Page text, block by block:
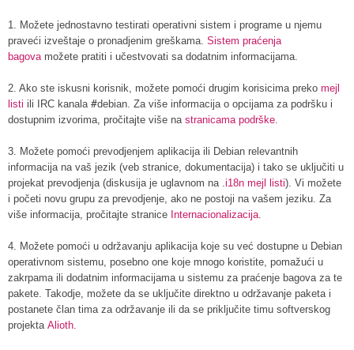
1. Možete jednostavno testirati operativni sistem i programe u njemu
praveći izveštaje o pronadjenim greškama. Sistem praćenja
bagova možete pratiti i učestvovati sa dodatnim informacijama.
2. Ako ste iskusni korisnik, možete pomoći drugim korisicima preko mejl
listi ili IRC kanala #debian. Za više informacija o opcijama za podršku i
dostupnim izvorima, pročitajte više na stranicama podrške.
3. Možete pomoći prevodjenjem aplikacija ili Debian relevantnih
informacija na vaš jezik (veb stranice, dokumentacija) i tako se uključiti u
projekat prevodjenja (diskusija je uglavnom na . i18n mejl listi). Vi možete
i početi novu grupu za prevodjenje, ako ne postoji na vašem jeziku. Za
više informacija, pročitajte stranice Internacionalizacija.
4. Možete pomoći u održavanju aplikacija koje su već dostupne u Debian
operativnom sistemu, posebno one koje mnogo koristite, pomažući u
zakrpama ili dodatnim informacijama u sistemu za praćenje bagova za te
pakete. Takodje, možete da se uključite direktno u održavanje paketa i
postanete član tima za održavanje ili da se priključite timu softverskog
projekta Alioth.